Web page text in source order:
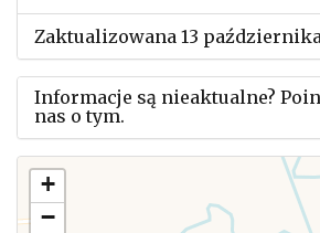
Zaktualizowana 13
Informacje są nieaktualne?
nas o tym.
Użyj tego formularza aby
zmianach w powyższym
+
−